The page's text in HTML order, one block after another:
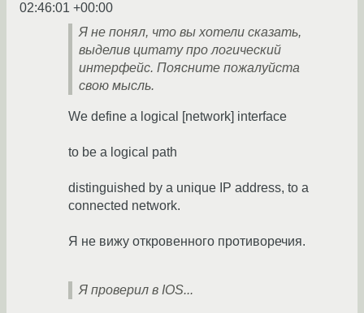
02:46:01 +00:00
Я не понял, что вы хотели сказать,
выделив цитату про логический
интерфейс. Поясните пожалуйста
свою мысль.
We define a logical [network] interface
to be a logical path
distinguished by a unique IP address, to a
connected network.
Я не вижу откровенного противоречия.
Я проверил в IOS...